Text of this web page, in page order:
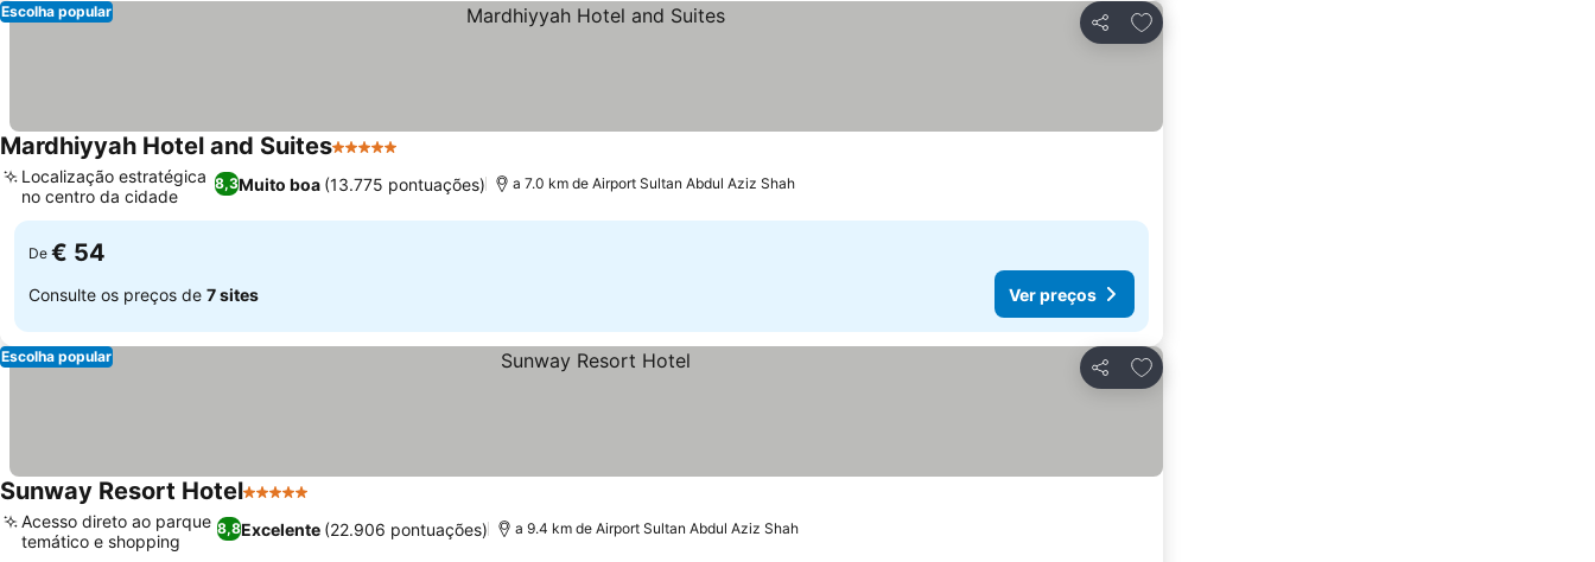
Partilhar
Adicionar aos favoritos
Escolha popular
Mardhiyyah Hotel and Suites5 Estrelas
8,3Muito boa (13.775 pontuações)
Localização estratégica
no centro da cidade
a 7.0 km de Airport Sultan Abdul Aziz Shah
De € 54
Consulte os preços de 7 sites Ver preços
Partilhar
Adicionar aos favoritos
Escolha popular
Sunway Resort Hotel5 Estrelas
8,8Excelente (22.906 pontuações)
Acesso direto ao parque
temático e shopping
a 9.4 km de Airport Sultan Abdul Aziz Shah